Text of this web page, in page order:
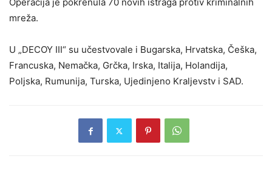
Operacija je pokrenula 70 novih istraga protiv kriminalnih
mreža.
U „DECOY III“ su učestvovale i Bugarska, Hrvatska, Češka,
Francuska, Nemačka, Grčka, Irska, Italija, Holandija,
Poljska, Rumunija, Turska, Ujedinjeno Kraljevstv i SAD.